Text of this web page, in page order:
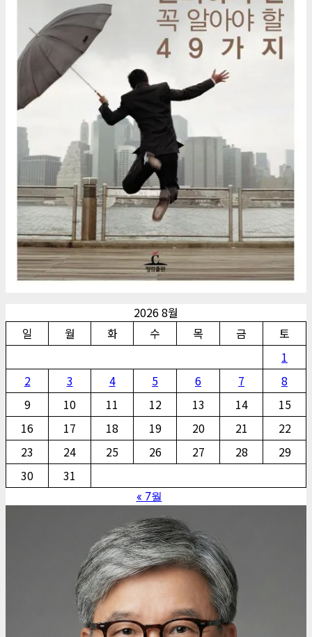
2026 8월
일
월 화 수 목 금
토
1
2
3 4 5 6 7
8
9
10 11 12 13 14
15
16
17 18 19 20 21
22
23
24 25 26 27 28
29
30
31
« 7월